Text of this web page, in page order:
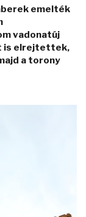
emelték
vadonatúj
is elrejtettek,
a torony